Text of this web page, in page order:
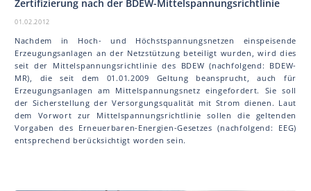
Zertifizierung nach der BDEW-Mittelspannungsrichtlinie
01.02.2012
Nachdem in Hoch- und Höchstspannungsnetzen einspeisende
Erzeugungsanlagen an der Netzstützung beteiligt wurden, wird dies
seit der Mittelspannungsrichtlinie des BDEW (nachfolgend: BDEW-
MR), die seit dem 01.01.2009 Geltung beansprucht, auch für
Erzeugungsanlagen am Mittelspannungsnetz eingefordert. Sie soll
der Sicherstellung der Versorgungsqualität mit Strom dienen. Laut
dem Vorwort zur Mittelspannungsrichtlinie sollen die geltenden
Vorgaben des Erneuerbaren-Energien-Gesetzes (nachfolgend: EEG)
entsprechend berücksichtigt worden sein.